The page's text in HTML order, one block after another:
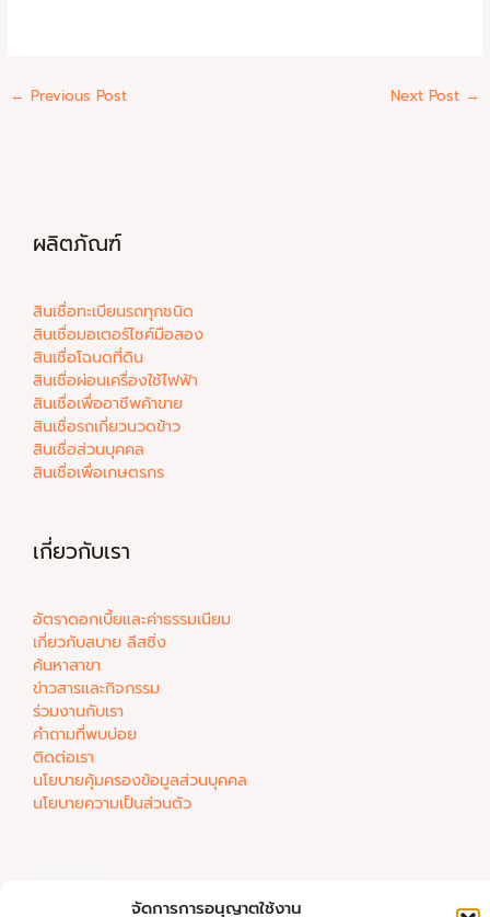
จัดการการอนุญาตใช้งาน
← Previous Post Next Post →
ผลิตภัณฑ์
สินเชื่อทะเบียนรถทุกชนิด
สินเชื่อมอเตอร์ไซค์มือสอง
สินเชื่อโฉนดที่ดิน
สินเชื่อผ่อนเครื่องใช้ไฟฟ้า
สินเชื่อเพื่ออาชีพค้าขาย
สินเชื่อรถเกี่ยวนวดข้าว
สินเชื่อส่วนบุคคล
สินเชื่อเพื่อเกษตรกร
เกี่ยวกับเรา
อัตราดอกเบี้ยและค่าธรรมเนียม
เกี่ยวกับสบาย ลีสซิ่ง
ค้นหาสาขา
ข่าวสารและกิจกรรม
ร่วมงานกับเรา
คำถามที่พบบ่อย
ติดต่อเรา
นโยบายคุ้มครองข้อมูลส่วนบุคคล
นโยบายความเป็นส่วนตัว